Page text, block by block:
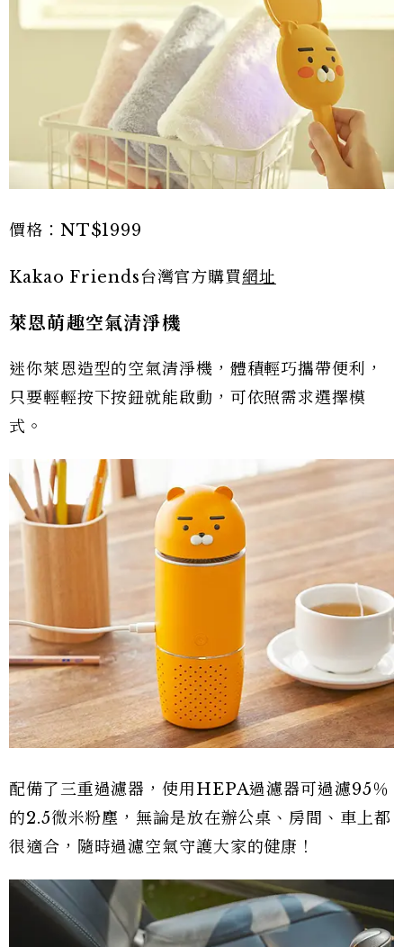
價格：NT$1999
Kakao Friends台灣官方購買網址
萊恩萌趣空氣清淨機
迷你萊恩造型的空氣清淨機，體積輕巧攜帶便利，
只要輕輕按下按鈕就能啟動，可依照需求選擇模
式。
配備了三重過濾器，使用HEPA過濾器可過濾95％
的2.5微米粉塵，無論是放在辦公桌、房間、車上都
很適合，隨時過濾空氣守護大家的健康！